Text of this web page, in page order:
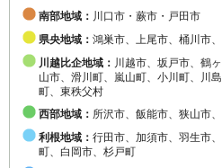
南部地域： 川口市・蕨市・戸田市
県央地域： 鴻巣市、上尾市、桶川市
川越比企地域： 川越市、坂戸市、鶴
山市、滑川町、嵐山町、小川町、川
町、東秩父村
西部地域： 所沢市、飯能市、狭山市
利根地域： 行田市、加須市、羽生市
町、白岡市、杉戸町